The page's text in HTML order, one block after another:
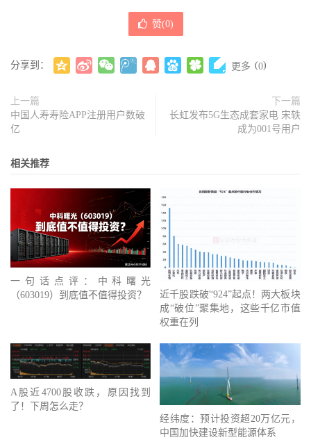
赞(0)
分享到： 更多 (0)
上一篇
中国人寿寿险APP注册用户数破
亿
下一篇
长虹发布5G生态成套家电 宋轶
成为001号用户
相关推荐
一句话点评：中科曙光
（603019）到底值不值得投资？
近千股跌破“924”起点！两大板块
成“破位”聚集地，这些千亿市值
权重在列
A股近4700股收跌，原因找到
了！下周怎么走？
经纬度：预计投资超20万亿元，
中国加快建设新型能源体系